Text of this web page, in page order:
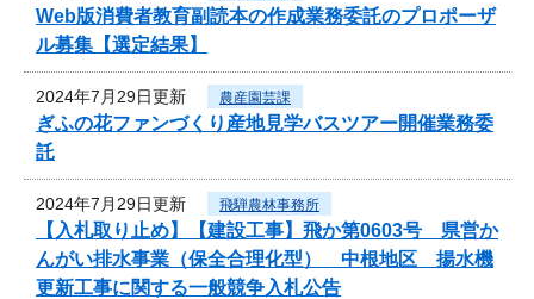
Web版消費者教育副読本の作成業務委託のプロポーザ
ル募集【選定結果】
2024年7月29日更新 農産園芸課
ぎふの花ファンづくり産地見学バスツアー開催業務委
託
2024年7月29日更新 飛騨農林事務所
【入札取り止め】【建設工事】飛か第0603号 県営か
んがい排水事業（保全合理化型） 中根地区 揚水機
更新工事に関する一般競争入札公告